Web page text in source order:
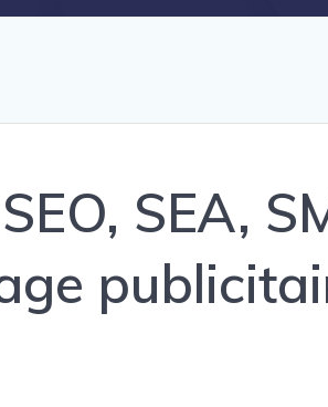
SEA,